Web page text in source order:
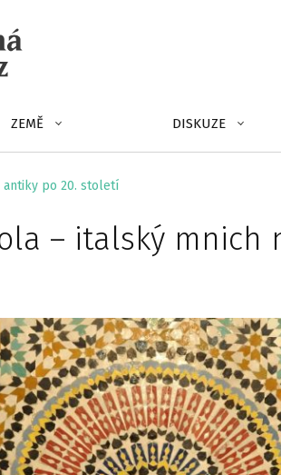
ZEMĚ DISKUZE
antiky po 20. století
– italský mnich